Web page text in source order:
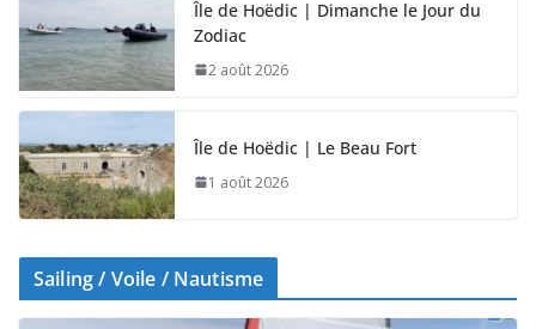
Île de Hoëdic | Dimanche le Jour du
Zodiac
2 août 2026
Île de Hoëdic | Le Beau Fort
1 août 2026
Sailing / Voile / Nautisme